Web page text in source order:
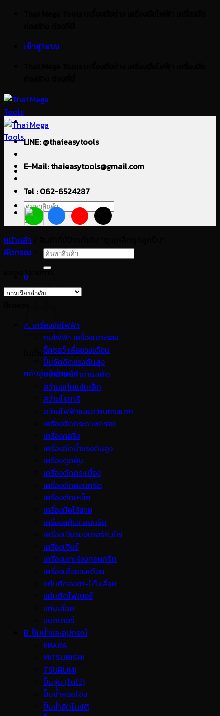
เข้าสู่ระบบ
ค้นหา:
ค้นหา:
0
ตะกร้าสินค้า
ไม่มีสินค้าในตะกร้า
กลับสู่หน้าร้านค้า
LINE: @thaieasytools
E-Mail: thaieasytools@gmail.com
Tel : 062-6524287
หน้าหลัก
คัดกรอง
แสดง 1 รายการ
A. เครื่องมือไฟฟ้า
กบไฟฟ้า เครื่องเซาะร่อง
จิ๊กซอว์ เลื่อยวงเดือน
ปั๊มอัดฉีดแรงดันสูง
สว่านเจาะทำลายสกัด
สว่านแท่นแม่เหล็ก
สว่านโรตารี
สว่านไฟฟ้าและสว่านกระแทก
เครื่องขัดกระดาษทราย
เครื่องคอริ่ง
เครื่องฉีดน้ำแรงดันสูง
เครื่องดูดฝุ่น
เครื่องตัดกระเบื้อง
เครื่องตัดคอนกรีต
เครื่องตัดเหล็ก
เครื่องมือไร้สาย
เครื่องสกัดคอนกรีต
เครื่องเจียรมอเตอร์หินไฟ
เครื่องเจียร์
เครื่องเซาะร่องคอนกรีต
เครื่องเลื่อยวงเดือน
แท่นตัดองศา-โต๊ะเลื่อย
แท่นตัดไฟเบอร์
แท่นเลื่อย
แบตเตอรี่
B. ปั๊มน้ำและอุปกรณ์
EBARA
MITSUBISHI
TSURUMI
ปั๊มจุ่ม (ไดโว่)
ปั๊มน้ำหอยโข่ง
ปั๊มน้ำอัตโนมัติ